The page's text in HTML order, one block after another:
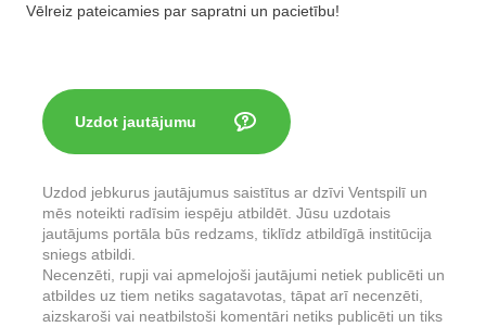
Vēlreiz pateicamies par sapratni un pacietību!
Uzdot jautājumu
Uzdod jebkurus jautājumus saistītus ar dzīvi Ventspilī un
mēs noteikti radīsim iespēju atbildēt. Jūsu uzdotais
jautājums portāla būs redzams, tiklīdz atbildīgā institūcija
sniegs atbildi.
Necenzēti, rupji vai apmelojoši jautājumi netiek publicēti un
atbildes uz tiem netiks sagatavotas, tāpat arī necenzēti,
aizskaroši vai neatbilstoši komentāri netiks publicēti un tiks